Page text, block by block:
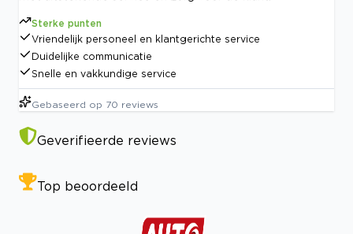
Sterke punten
Vriendelijk personeel en klantgerichte service
Duidelijke communicatie
Snelle en vakkundige service
Gebaseerd op 70 reviews
Geverifieerde reviews
Top beoordeeld